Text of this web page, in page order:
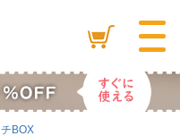
BOX